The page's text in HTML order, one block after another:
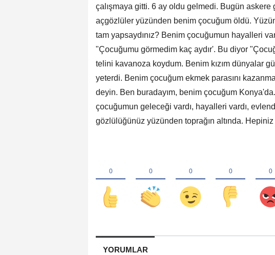
çalışmaya gitti. 6 ay oldu gelmedi. Bugün
açgözlüler yüzünden benim çocuğum öldü.
tam yapsaydınız? Benim çocuğumun hayalleri
"Çocuğumu görmedim kaç aydır'. Bu diyor
telini kavanoza koydum. Benim kızım dünyalar
yeterdi. Benim çocuğum ekmek parasını
deyin. Ben buradayım, benim çocuğum
çocuğumun geleceği vardı, hayalleri vardı,
gözlülüğünüz yüzünden toprağın altında. Hepiniz
YORUMLAR